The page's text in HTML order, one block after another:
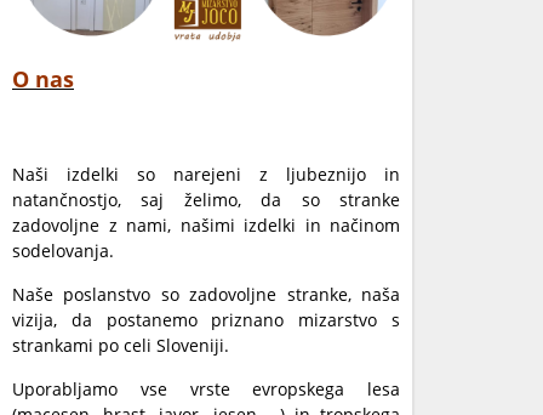
O nas
Naši izdelki so narejeni z ljubeznijo in
natančnostjo, saj želimo, da so stranke
zadovoljne z nami, našimi izdelki in načinom
sodelovanja.
Naše poslanstvo so zadovoljne stranke, naša
vizija, da postanemo priznano mizarstvo s
strankami po celi Sloveniji.
Uporabljamo vse vrste evropskega lesa